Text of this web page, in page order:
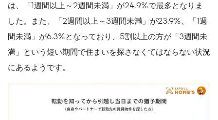
は、「1週間以上～2週間未満」が24.9%で最多となりま
した。また、「2週間以上～3週間未満」が23.9%、「1週
間未満」が6.3%となっており、5割以上の方が「3週間未
満」という短い期間で住まいを探さなくてはならない状況
にあるようです。